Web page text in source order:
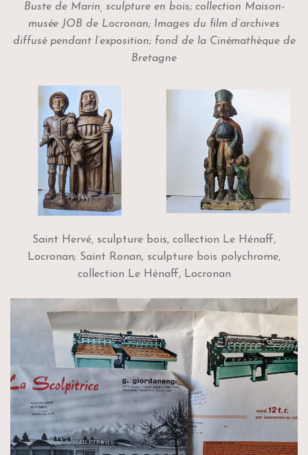
Buste de Marin, sculpture en bois; collection Maison-
musée JOB de Locronan; Images du film d’archives
diffusé pendant l’exposition; fond de la Cinémathèque de
Bretagne
Saint Hervé, sculpture bois, collection Le Hénaff,
Locronan; Saint Ronan, sculpture bois polychrome,
collection Le Hénaff, Locronan